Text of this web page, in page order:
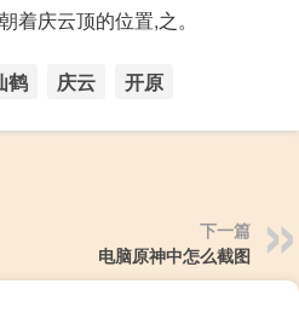
着庆云顶的位置,之。
鹤 庆云 开原
下一篇
电脑原神中怎么截图